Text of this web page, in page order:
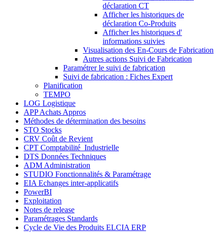
déclaration CT
Afficher les historiques de
déclaration Co-Produits
Afficher les historiques d'
informations suivies
Visualisation des En-Cours de Fabrication
Autres actions Suivi de Fabrication
Paramétrer le suivi de fabrication
Suivi de fabrication : Fiches Expert
Planification
TEMPO
LOG Logistique
APP Achats Appros
Méthodes de détermination des besoins
STO Stocks
CRV Coût de Revient
CPT Comptabilité_Industrielle
DTS Données Techniques
ADM Administration
STUDIO Fonctionnalités & Paramétrage
EIA Echanges inter-applicatifs
PowerBI
Exploitation
Notes de release
Paramétrages Standards
Cycle de Vie des Produits ELCIA ERP